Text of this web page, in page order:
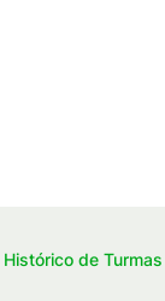
Histórico de Turmas